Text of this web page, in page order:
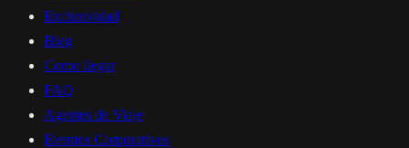
Exclusividad
Blog
Como llegar
FAQ
Agentes de Viaje
Eventos Corporativos